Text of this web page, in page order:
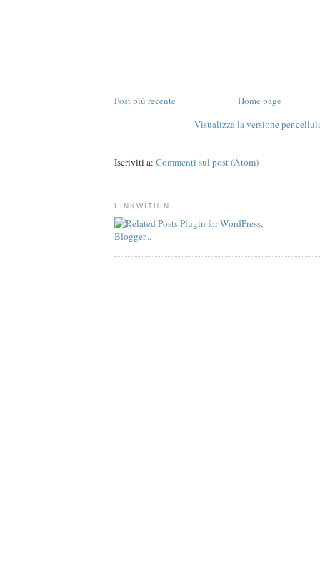
Post più recente
Home page
Visualizza la versione per
Iscriviti a: Commenti sul post (Atom)
LINKWITHIN